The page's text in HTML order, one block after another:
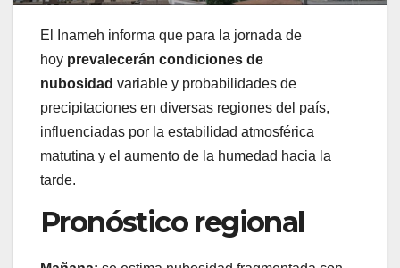
El Inameh informa que para la jornada de
hoy prevalecerán condiciones de
nubosidad variable y probabilidades de
precipitaciones en diversas regiones del país,
influenciadas por la estabilidad atmosférica
matutina y el aumento de la humedad hacia la
tarde.
Pronóstico regional